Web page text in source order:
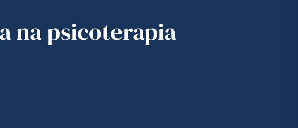
na psicoterapia